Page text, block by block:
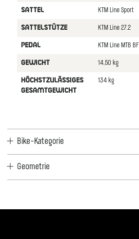
SATTEL KTM Line Sport
SATTELSTÜTZE KTM Line 27.2
PEDAL KTM Line MTB BF
GEWICHT 14,50 kg
HÖCHSTZULÄSSIGES
GESAMTGEWICHT
134 kg
Bike-Kategorie
Geometrie